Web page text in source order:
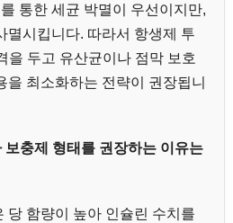
통한 세균 박멸이 우선이지만,
멸시킵니다. 따라서 항생제 투
을 두고 유산균이나 점막 보호
을 최소화하는 전략이 권장됩니
보충제 형태를 권장하는 이유는
당 함량이 높아 인슐린 수치를